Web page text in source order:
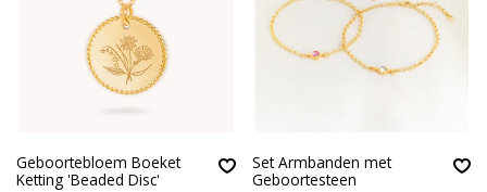
Geboortebloem Boeket
Ketting 'Beaded Disc'
Set Armbanden met
Geboortesteen